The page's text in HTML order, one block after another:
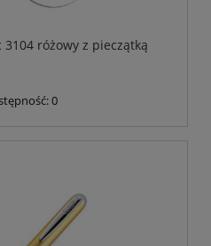
3104 różowy z pieczątką
0